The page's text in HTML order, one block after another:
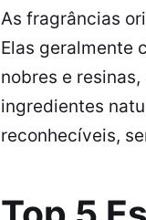
As fragrâncias
Elas geralmente
nobres e
ingredientes
reconhecíveis,